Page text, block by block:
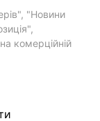
"Новини
комерційній